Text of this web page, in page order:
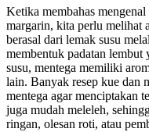
Ketika membahas
margarin, kita perlu melihat
berasal dari lemak susu
membentuk padatan lembut
susu, mentega memiliki
lain. Banyak resep kue dan
mentega agar menciptakan
juga mudah meleleh,
ringan, olesan roti, atau